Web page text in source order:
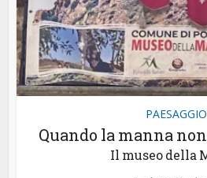
PAESAGGIO
Quando la manna
Il museo della